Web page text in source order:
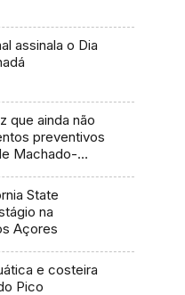
assinala o Dia
que ainda não
preventivos
Machado-
State
na
Açores
e costeira
Pico